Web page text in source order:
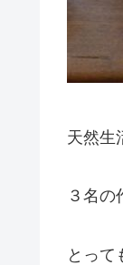
天然
３名
とって